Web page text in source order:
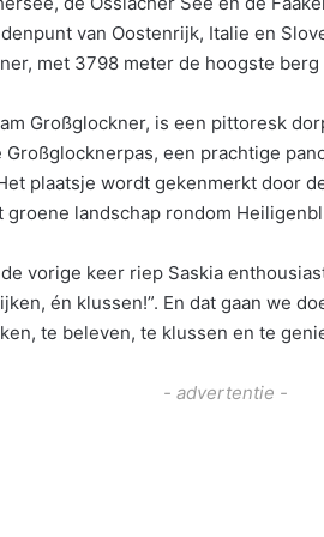
van Oostenrijk, Italie en
met 3798 meter de hoogste berg
Großglockner, is een pittoresk
een prachtige
plaatsje wordt gekenmerkt door
landschap rondom
vorige keer riep Saskia
én klussen!”. En dat gaan we
te beleven, te klussen en te
- advertentie -